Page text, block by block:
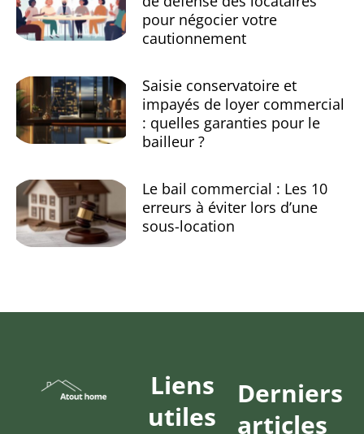
pour négocier votre
cautionnement
Saisie conservatoire et
impayés de loyer commercial
: quelles garanties pour le
bailleur ?
Le bail commercial : Les 10
erreurs à éviter lors d’une
sous-location
Liens
utiles
Derniers
articles